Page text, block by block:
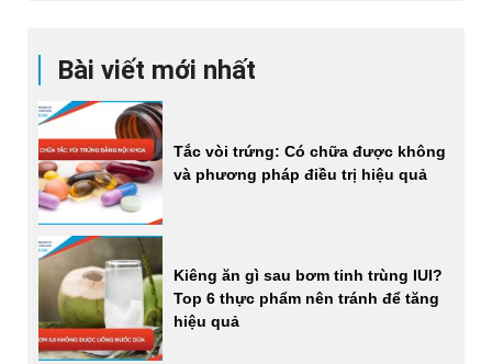
Bài viết mới nhất
Tắc vòi trứng: Có chữa được không
và phương pháp điều trị hiệu quả
Kiêng ăn gì sau bơm tinh trùng IUI?
Top 6 thực phẩm nên tránh để tăng
hiệu quả